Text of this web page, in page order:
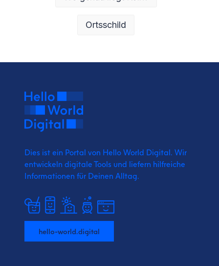
Ortsschild
Dies ist ein Portal von Hello World Digital. Wir
entwickeln digitale Tools und liefern hilfreiche
Informationen für Deinen Alltag.
hello-world.digital